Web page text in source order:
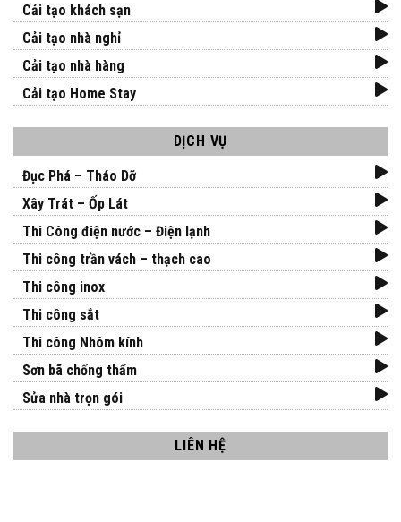
Cải tạo khách sạn
Cải tạo nhà nghỉ
Cải tạo nhà hàng
Cải tạo Home Stay
DỊCH VỤ
Đục Phá – Tháo Dỡ
Xây Trát – Ốp Lát
Thi Công điện nước – Điện lạnh
Thi công trần vách – thạch cao
Thi công inox
Thi công sắt
Thi công Nhôm kính
Sơn bã chống thấm
Sửa nhà trọn gói
LIÊN HỆ